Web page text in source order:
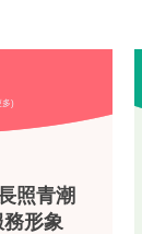
多)
照青潮
形象